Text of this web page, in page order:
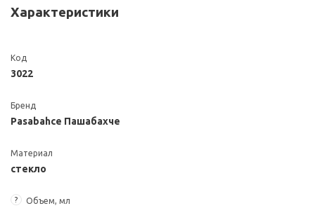
Характеристики
Код
3022
Бренд
Pasabahce Пашабахче
Материал
стекло
? Объем, мл